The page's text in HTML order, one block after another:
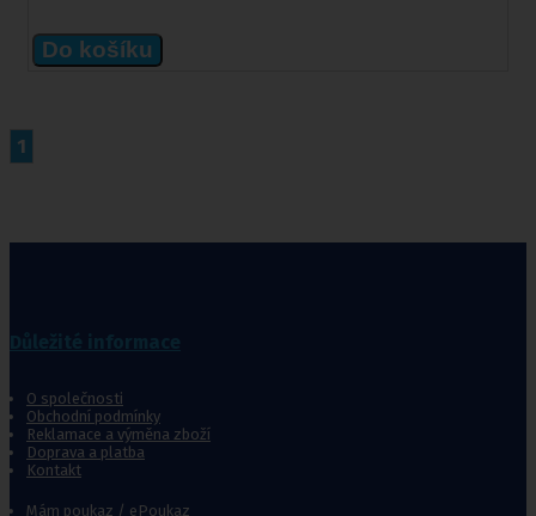
Do košíku
1
O společnosti
Obchodní podmínky
Reklamace a výměna zboží
Doprava a platba
Kontakt
Mám poukaz / ePoukaz